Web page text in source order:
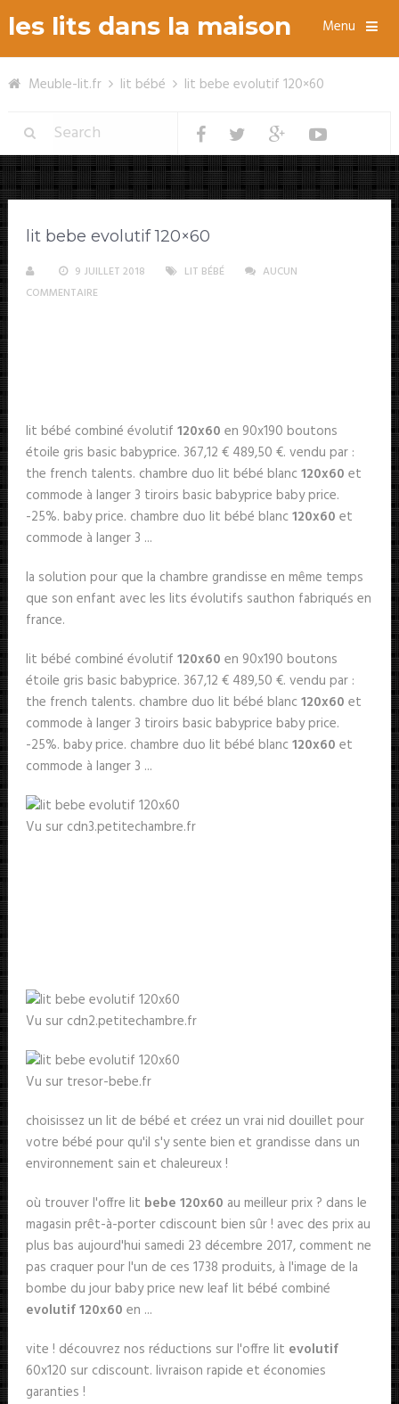
les lits dans la maison Menu
Meuble-lit.fr lit bébé lit bebe evolutif 120×60
lit bebe evolutif 120×60
9 JUILLET 2018 LIT BÉBÉ
AUCUN
COMMENTAIRE
lit bébé combiné évolutif 120x60 en 90x190 boutons
étoile gris basic babyprice. 367,12 € 489,50 €. vendu par :
the french talents. chambre duo lit bébé blanc 120x60 et
commode à langer 3 tiroirs basic babyprice baby price.
-25%. baby price. chambre duo lit bébé blanc 120x60 et
commode à langer 3 ...
la solution pour que la chambre grandisse en même temps
que son enfant avec les lits évolutifs sauthon fabriqués en
france.
lit bébé combiné évolutif 120x60 en 90x190 boutons
étoile gris basic babyprice. 367,12 € 489,50 €. vendu par :
the french talents. chambre duo lit bébé blanc 120x60 et
commode à langer 3 tiroirs basic babyprice baby price.
-25%. baby price. chambre duo lit bébé blanc 120x60 et
commode à langer 3 ...
Vu sur cdn3.petitechambre.fr
Vu sur cdn2.petitechambre.fr
Vu sur tresor-bebe.fr
choisissez un lit de bébé et créez un vrai nid douillet pour
votre bébé pour qu'il s'y sente bien et grandisse dans un
environnement sain et chaleureux !
où trouver l'offre lit bebe 120x60 au meilleur prix ? dans le
magasin prêt-à-porter cdiscount bien sûr ! avec des prix au
plus bas aujourd'hui samedi 23 décembre 2017, comment ne
pas craquer pour l'un de ces 1738 produits, à l'image de la
bombe du jour baby price new leaf lit bébé combiné
evolutif 120x60 en ...
vite ! découvrez nos réductions sur l'offre lit evolutif
60x120 sur cdiscount. livraison rapide et économies
garanties !